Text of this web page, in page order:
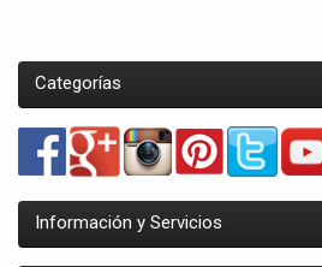
Categorías
Información y Servicios